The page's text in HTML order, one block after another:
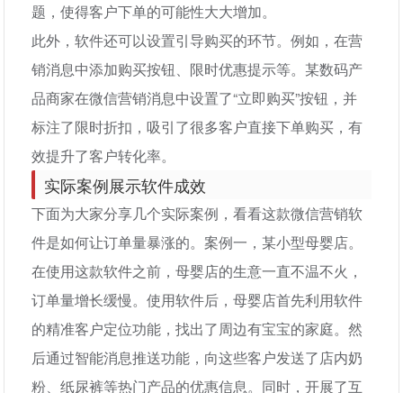
题，使得客户下单的可能性大大增加。
此外，软件还可以设置引导购买的环节。例如，在营
销消息中添加购买按钮、限时优惠提示等。某数码产
品商家在微信营销消息中设置了“立即购买”按钮，并
标注了限时折扣，吸引了很多客户直接下单购买，有
效提升了客户转化率。
实际案例展示软件成效
下面为大家分享几个实际案例，看看这款微信营销软
件是如何让订单量暴涨的。案例一，某小型母婴店。
在使用这款软件之前，母婴店的生意一直不温不火，
订单量增长缓慢。使用软件后，母婴店首先利用软件
的精准客户定位功能，找出了周边有宝宝的家庭。然
后通过智能消息推送功能，向这些客户发送了店内奶
粉、纸尿裤等热门产品的优惠信息。同时，开展了互